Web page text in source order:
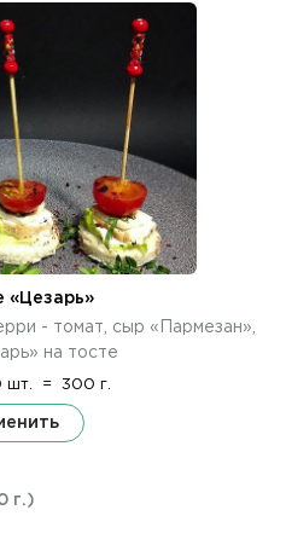
«Цезарь»
- томат, сыр «Пармезан»,
на тосте
шт. = 300 г.
г.)